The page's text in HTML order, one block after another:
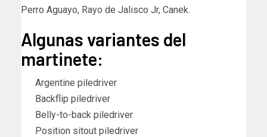
Perro Aguayo, Rayo de Jalisco Jr, Canek.
Algunas variantes del
martinete:
Argentine piledriver
Backflip piledriver
Belly-to-back piledriver
Position sitout piledriver